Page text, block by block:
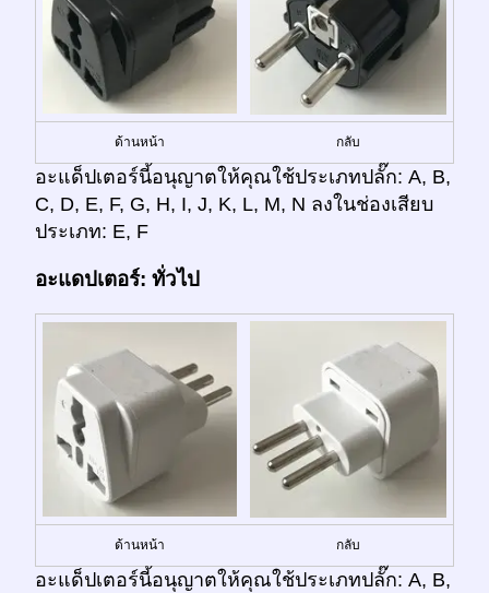
ด้านหน้า กลับ
อะแด็ปเตอร์นี้อนุญาตให้คุณใช้ประเภทปลั๊ก: A, B,
C, D, E, F, G, H, I, J, K, L, M, N ลงในช่องเสียบ
ประเภท: E, F
อะแดปเตอร์: ทั่วไป
ด้านหน้า กลับ
อะแด็ปเตอร์นี้อนุญาตให้คุณใช้ประเภทปลั๊ก: A, B,